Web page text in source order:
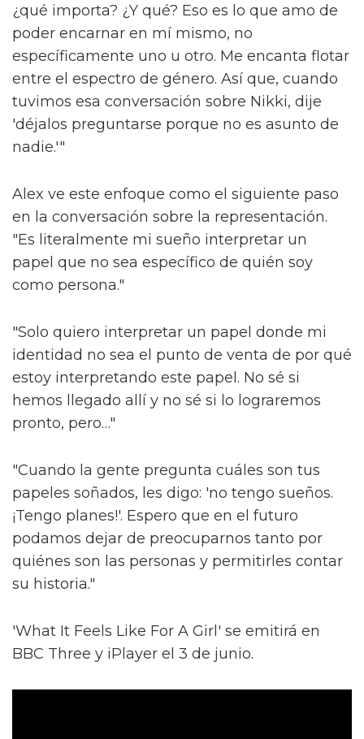
¿qué importa? ¿Y qué? Eso es lo que amo de
poder encarnar en mí mismo, no
específicamente uno u otro. Me encanta flotar
entre el espectro de género. Así que, cuando
tuvimos esa conversación sobre Nikki, dije
'déjalos preguntarse porque no es asunto de
nadie.'"
Alex ve este enfoque como el siguiente paso
en la conversación sobre la representación.
"Es literalmente mi sueño interpretar un
papel que no sea específico de quién soy
como persona."
"Solo quiero interpretar un papel donde mi
identidad no sea el punto de venta de por qué
estoy interpretando este papel. No sé si
hemos llegado allí y no sé si lo lograremos
pronto, pero…"
"Cuando la gente pregunta cuáles son tus
papeles soñados, les digo: 'no tengo sueños.
¡Tengo planes!'. Espero que en el futuro
podamos dejar de preocuparnos tanto por
quiénes son las personas y permitirles contar
su historia."
'What It Feels Like For A Girl' se emitirá en
BBC Three y iPlayer el 3 de junio.